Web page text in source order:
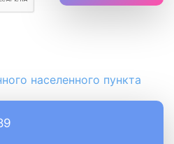
населенного пункта